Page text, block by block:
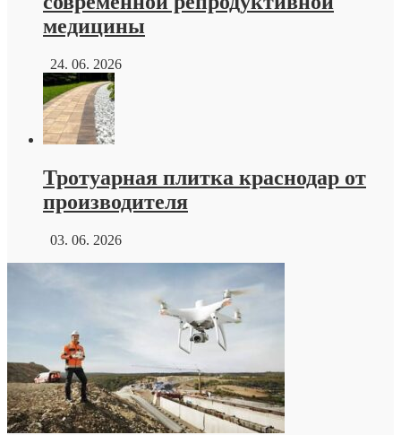
медицины
24. 06. 2026
Тротуарная плитка краснодар от
производителя
03. 06. 2026